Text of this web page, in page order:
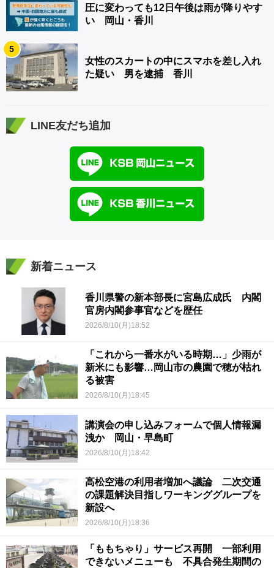
圧に変わっても12日午後は雨が降りやす
い 岡山・香川
5
女性のスカートの中にスマホを差し入れ
た疑い 男を逮捕 香川
LINE友だち追加
新着ニュース
香川県警の新本部長に宮島広成氏 内閣
官房内閣参事官などを歴任
2026/8/10(月)18:52
「これから一番水がいる時期…」少雨が
新米にも影響…岡山市の農園で穂が枯れ
る被害
2026/8/10(月)18:45
講演会の申し込みフォームで個人情報漏
洩か 岡山・早島町
2026/8/10(月)18:42
高松空港の利用者増加へ議論 二次交通
の課題解決目指しワーキンググループを
新設へ
2026/8/10(月)18:36
「ももちゃり」サービス再開 一部利用
できないメニューも 不具合発生期間の